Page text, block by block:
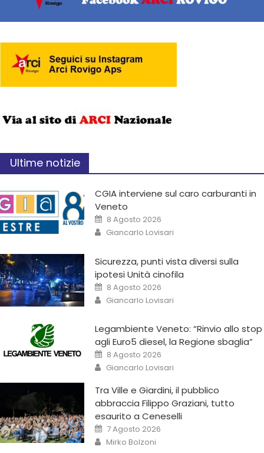
Ultime notizie
CGIA interviene sul caro carburanti in
Veneto
8 Agosto 2026
Giancarlo Lovisari
Sicurezza, punti vista diversi sulla
ipotesi Unità cinofila
8 Agosto 2026
Giancarlo Lovisari
Legambiente Veneto: “Rinvio allo stop
agli Euro5 diesel, la Regione sbaglia”
8 Agosto 2026
Giancarlo Lovisari
Tra Ville e Giardini, il pubblico
abbraccia Filippo Graziani, tutto
esaurito a Ceneselli
7 Agosto 2026
Mirko Bolzoni